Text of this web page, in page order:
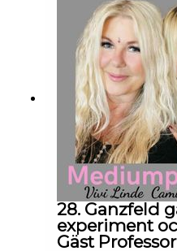
och
och personlig
intresse för
28. Ganzfeld
experiment
Gäst